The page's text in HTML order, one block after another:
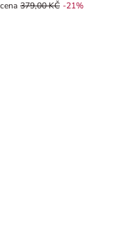
cena 379,00 Kč, Sleva -
379,00 KČ -21%